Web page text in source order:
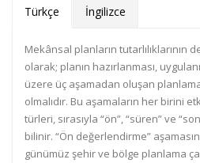
Türkçe İngilizce
Mekânsal planların tutarlılıklarının
olarak; planın hazırlanması,
üzere üç aşamadan oluşan
olmalıdır. Bu aşamaların her birini
türleri, sırasıyla “ön”, “süren” ve
bilinir. “Ön değerlendirme”
günümüz şehir ve bölge planlama